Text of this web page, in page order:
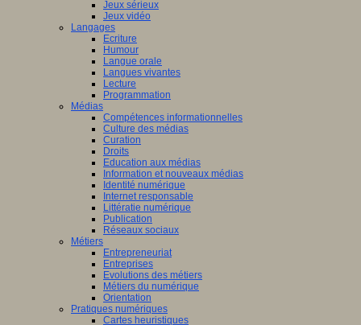
Jeux sérieux
Jeux vidéo
Langages
Ecriture
Humour
Langue orale
Langues vivantes
Lecture
Programmation
Médias
Compétences informationnelles
Culture des médias
Curation
Droits
Education aux médias
Information et nouveaux médias
Identité numérique
Internet responsable
Littératie numérique
Publication
Réseaux sociaux
Métiers
Entrepreneuriat
Entreprises
Evolutions des métiers
Métiers du numérique
Orientation
Pratiques numériques
Cartes heuristiques